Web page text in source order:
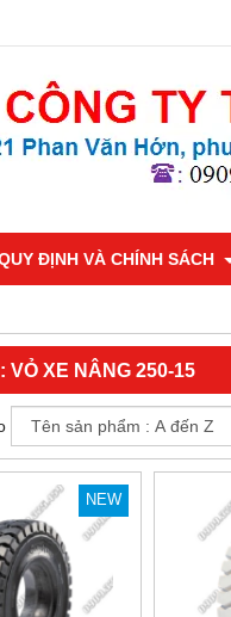
ĐỊNH VÀ CHÍNH SÁCH
VỎ XE NÂNG 250-15
NEW